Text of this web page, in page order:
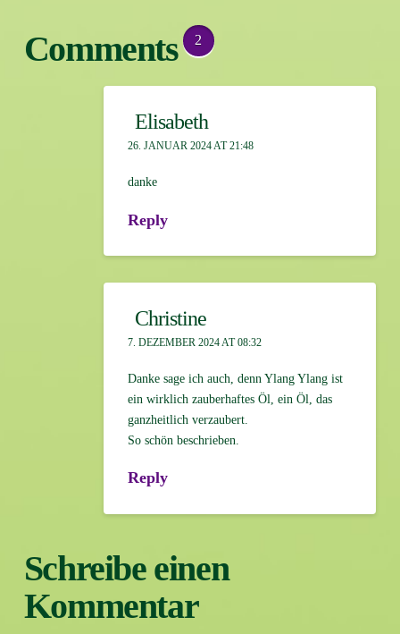
Comments 2
Elisabeth
26. JANUAR 2024 AT 21:48
danke
Reply
Christine
7. DEZEMBER 2024 AT 08:32
Danke sage ich auch, denn Ylang Ylang ist
ein wirklich zauberhaftes Öl, ein Öl, das
ganzheitlich verzaubert.
So schön beschrieben.
Reply
Schreibe einen
Kommentar